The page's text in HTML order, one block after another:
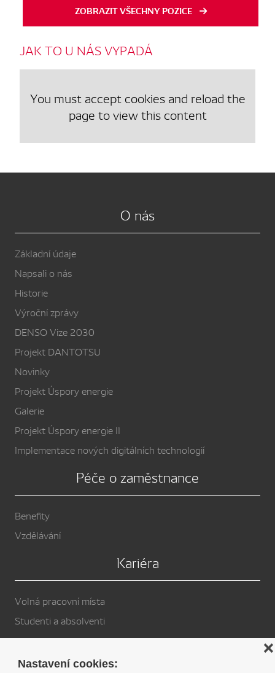
Nastavení cookies:
❌
ZOBRAZIT VŠECHNY POZICE
JAK TO U NÁSVYPADÁ
You must accept cookies and reload the
page to view this content
O nás
Základní údaje
Napsali o nás
Historie
Výroční zprávy
DENSO Vize 2030
Projekt DANTOTSU
Novinky
Projekt Úspory energie
Galerie
Projekt Úspory energie II
Implementace nových digitálních technologií
Péče o zaměstnance
Benefity
Vzdělávání
Kariéra
Volná pracovní místa
Studenti a absolventi